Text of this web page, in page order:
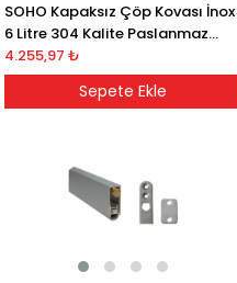
SOHO Kapaksız Çöp Kovası İnox
6 Litre 304 Kalite Paslanmaz
Çelik
4.255,97 ₺
Sepete Ekle